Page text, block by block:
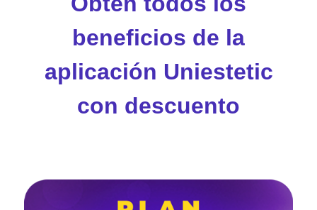
beneficios de la
aplicación Uniestetic
con descuento